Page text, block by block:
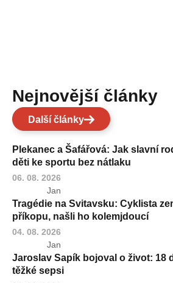
Nejnovější články
Další články
Plekanec a Šafářová: Jak slavní
děti ke sportu bez nátlaku
06. 08. 2026
Jan
Tragédie na Svitavsku: Cyklista
příkopu, našli ho kolemjdoucí
04. 08. 2026
Jan
Jaroslav Sapík bojoval o život: 18
těžké sepsi